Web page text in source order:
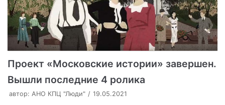
Проект «Московские истории» завершен.
Вышли последние 4 ролика
автор: АНО КПЦ "Люди" 19.05.2021